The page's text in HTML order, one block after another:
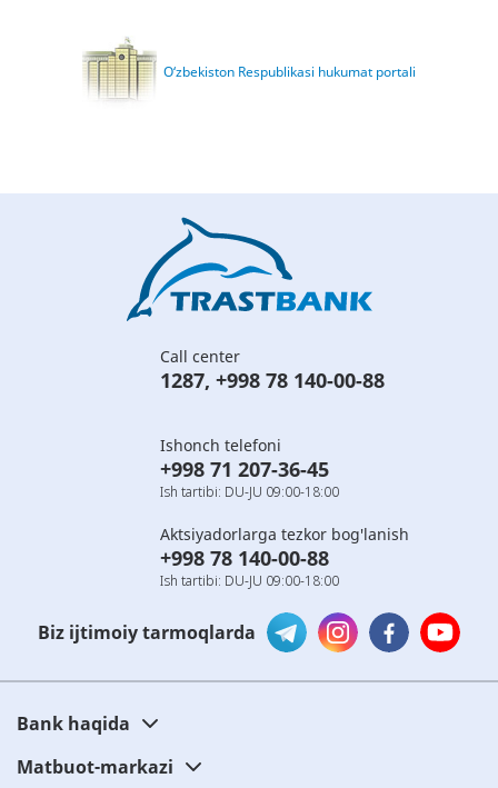
O‘zbekiston Respublikasi hukumat portali
Call center
1287, +998 78 140-00-88
Ishonch telefoni
+998 71 207-36-45
Ish tartibi: DU-JU 09:00-18:00
Aktsiyadorlarga tezkor bog'lanish
+998 78 140-00-88
Ish tartibi: DU-JU 09:00-18:00
Biz ijtimoiy tarmoqlarda
Bank haqida
Matbuot-markazi